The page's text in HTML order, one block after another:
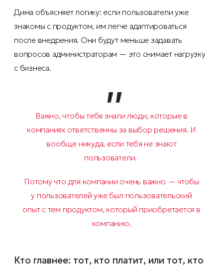
Дима объясняет логику: если пользователи уже
знакомы с продуктом, им легче адаптироваться
после внедрения. Они будут меньше задавать
вопросов администраторам — это снимает нагрузку
с бизнеса.
Важно, чтобы тебя знали люди, которые в
компаниях ответственны за выбор решения. И
вообще никуда, если тебя не знают
пользователи.
Потому что для компании очень важно — чтобы
у пользователей уже был пользовательский
опыт с тем продуктом, который приобретается в
компанию.
Кто главнее: тот, кто платит, или тот, кто